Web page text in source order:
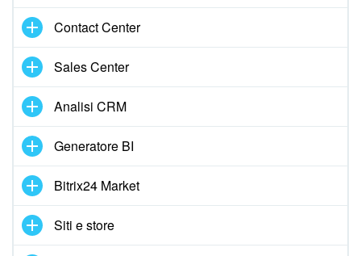
Contact Center
Sales Center
Analisi CRM
Generatore BI
Bitrix24 Market
Siti e store